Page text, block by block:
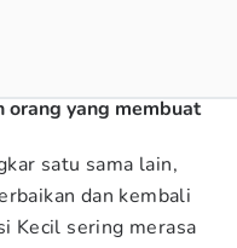
orang yang membuat
satu sama lain,
dan kembali
Kecil sering merasa